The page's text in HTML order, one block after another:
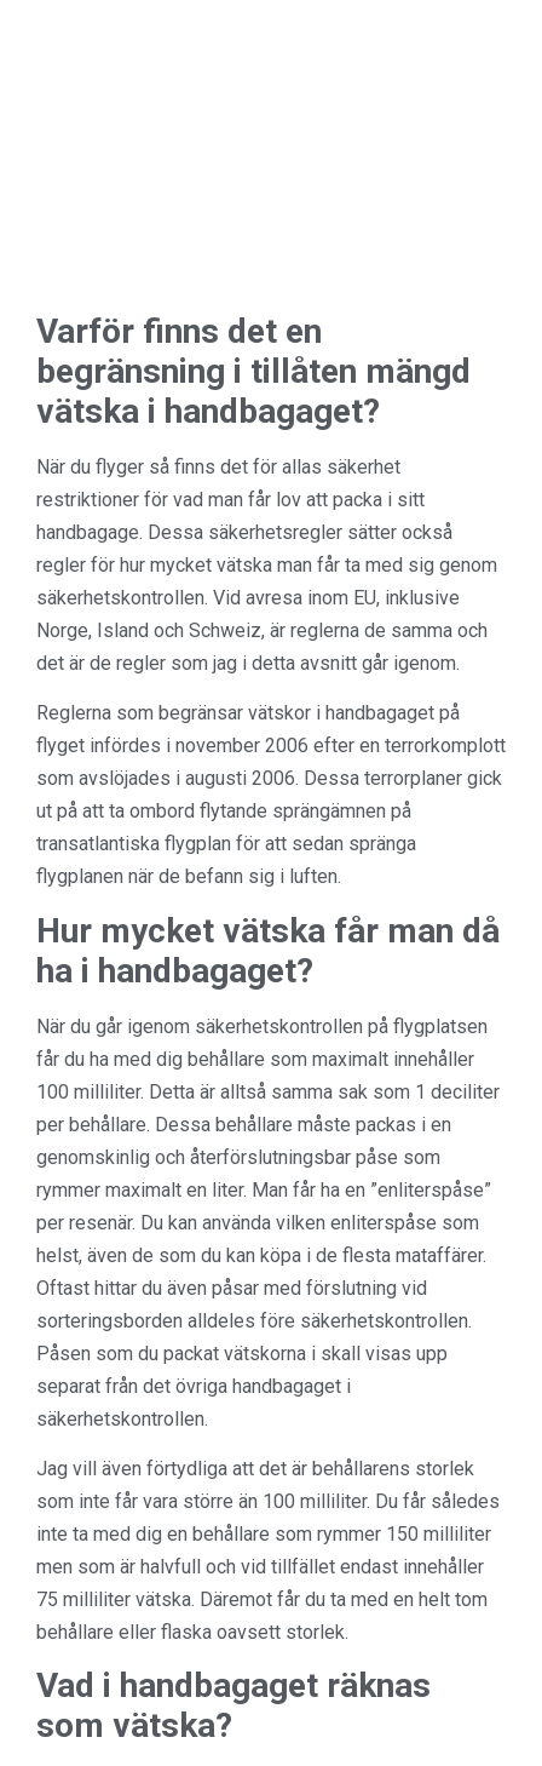
Varför finns det en
begränsning i tillåten mängd
vätska i handbagaget?
När du flyger så finns det för allas säkerhet
restriktioner för vad man får lov att packa i sitt
handbagage. Dessa säkerhetsregler sätter också
regler för hur mycket vätska man får ta med sig genom
säkerhetskontrollen. Vid avresa inom EU, inklusive
Norge, Island och Schweiz, är reglerna de samma och
det är de regler som jag i detta avsnitt går igenom.
Reglerna som begränsar vätskor i handbagaget på
flyget infördes i november 2006 efter en terrorkomplott
som avslöjades i augusti 2006. Dessa terrorplaner gick
ut på att ta ombord flytande sprängämnen på
transatlantiska flygplan för att sedan spränga
flygplanen när de befann sig i luften.
Hur mycket vätska får man då
ha i handbagaget?
När du går igenom säkerhetskontrollen på flygplatsen
får du ha med dig behållare som maximalt innehåller
100 milliliter. Detta är alltså samma sak som 1 deciliter
per behållare. Dessa behållare måste packas i en
genomskinlig och återförslutningsbar påse som
rymmer maximalt en liter. Man får ha en ”enliterspåse”
per resenär. Du kan använda vilken enliterspåse som
helst, även de som du kan köpa i de flesta mataffärer.
Oftast hittar du även påsar med förslutning vid
sorteringsborden alldeles före säkerhetskontrollen.
Påsen som du packat vätskorna i skall visas upp
separat från det övriga handbagaget i
säkerhetskontrollen.
Jag vill även förtydliga att det är behållarens storlek
som inte får vara större än 100 milliliter. Du får således
inte ta med dig en behållare som rymmer 150 milliliter
men som är halvfull och vid tillfället endast innehåller
75 milliliter vätska. Däremot får du ta med en helt tom
behållare eller flaska oavsett storlek.
Vad i handbagaget räknas
som vätska?